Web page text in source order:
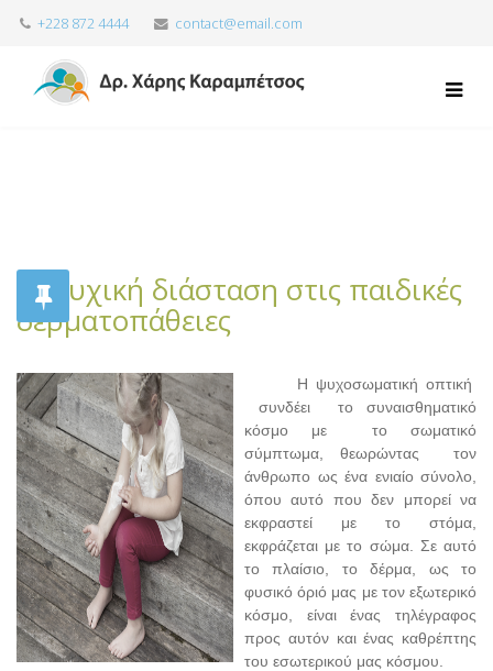
+228 872 4444 contact@email.com
Η ψυχική διάσταση στις παιδικές
δερματοπάθειες
Η ψυχοσωματική οπτική
συνδέει το συναισθηματικό
κόσμο με το σωματικό
σύμπτωμα, θεωρώντας τον
άνθρωπο ως ένα ενιαίο σύνολο,
όπου αυτό που δεν μπορεί να
εκφραστεί με το στόμα,
εκφράζεται με το σώμα. Σε αυτό
το πλαίσιο, το δέρμα, ως το
φυσικό όριό μας με τον εξωτερικό
κόσμο, είναι ένας τηλέγραφος
προς αυτόν και ένας καθρέπτης
του εσωτερικού μας κόσμου.